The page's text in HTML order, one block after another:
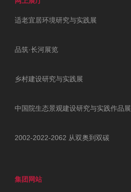
适老宜居环境研究与实践展
品筑·长河展览
乡村建设研究与实践展
中国院生态景观建设研究与实践作品展
2002-2022-2062 从双奥到双碳
集团网站